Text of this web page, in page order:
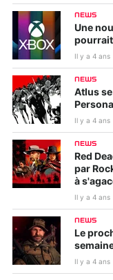
NEWS
Une
Il y a 4 ans
NEWS
Atlus
Il y a 4 ans
NEWS
Red
par
à
Il y a 4 ans
NEWS
Le
Il y a 4 ans